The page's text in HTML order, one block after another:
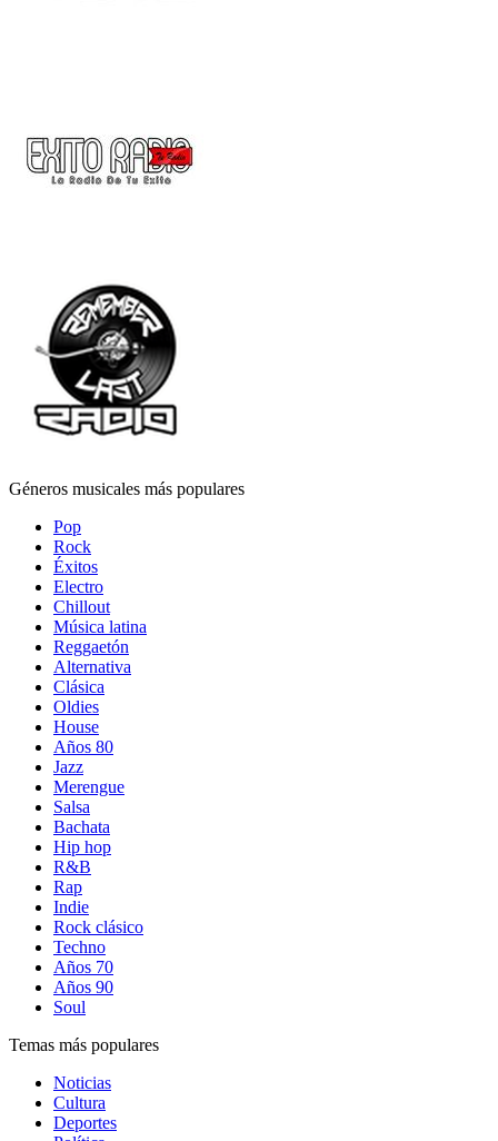
Géneros musicales más populares
Pop
Rock
Éxitos
Electro
Chillout
Música latina
Reggaetón
Alternativa
Clásica
Oldies
House
Años 80
Jazz
Merengue
Salsa
Bachata
Hip hop
R&B
Rap
Indie
Rock clásico
Techno
Años 70
Años 90
Soul
Temas más populares
Noticias
Cultura
Deportes